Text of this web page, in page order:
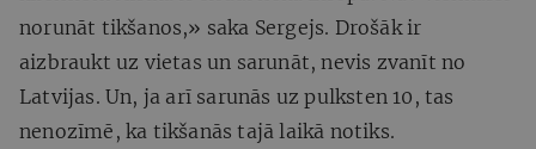
norunāt tikšanos,» saka Sergejs. Drošāk ir
aizbraukt uz vietas un sarunāt, nevis zvanīt no
Latvijas. Un, ja arī sarunās uz pulksten 10, tas
nenozīmē, ka tikšanās tajā laikā notiks.